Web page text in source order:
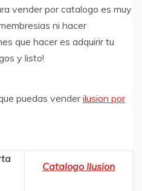
vender por catalogo es muy
ni hacer
que hacer es adquirir tu
y listo!
puedas venderilusion por
Catalogo Ilusion